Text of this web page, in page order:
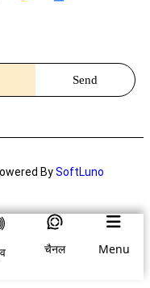
Send
BySoftLuno
चैनल Menu